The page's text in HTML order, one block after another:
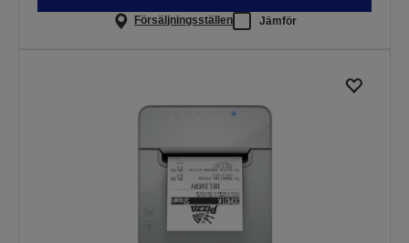
Försäljningsställen Jämför